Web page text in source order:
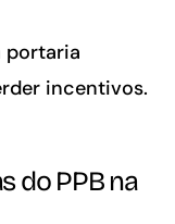
portaria
incentivos.
do PPB na